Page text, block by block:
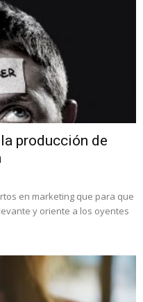
producción de
en marketing que para que
y oriente a los oyentes